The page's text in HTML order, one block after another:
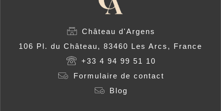
Château d'Argens
106 Pl. du Château, 83460 Les Arcs, France
+33 4 94 99 51 10
Formulaire de contact
Blog